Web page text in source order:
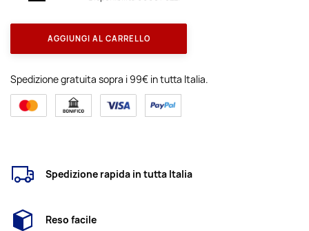
AGGIUNGI AL CARRELLO
Spedizione gratuita sopra i 99€ in tutta Italia.
Spedizione rapida in tutta Italia
Reso facile